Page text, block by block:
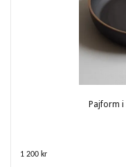
Pajform i
1 200 kr